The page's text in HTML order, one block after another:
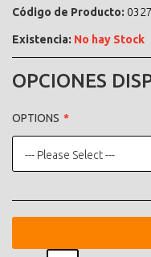
Código de Producto:
Existencia: No hay Stock
OPCIONES
OPTIONS
--- Please Select ---